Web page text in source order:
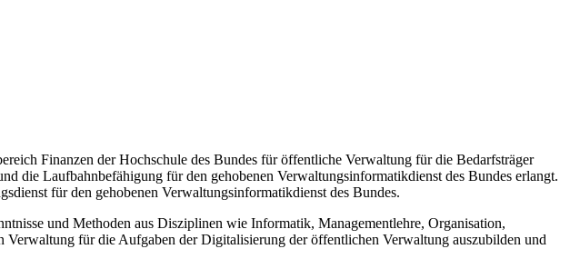
Finanzen der Hochschule des Bundes für öffentliche Verwaltung für die Bedarfsträger
die Laufbahnbefähigung für den gehobenen Verwaltungsinformatikdienst des Bundes erlangt.
für den gehobenen Verwaltungsinformatikdienst des Bundes.
und Methoden aus Disziplinen wie Informatik, Managementlehre, Organisation,
für die Aufgaben der Digitalisierung der öffentlichen Verwaltung auszubilden und